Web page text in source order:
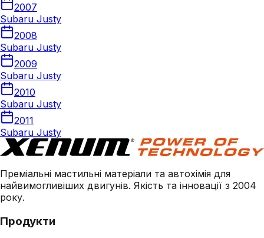
2007
Subaru Justy
2008
Subaru Justy
2009
Subaru Justy
2010
Subaru Justy
2011
Subaru Justy
Преміальні мастильні матеріали та автохімія для
найвимогливіших двигунів. Якість та інновації з 2004
року.
Продукти